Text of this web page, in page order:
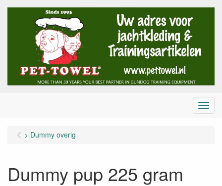
Menu
> Dummy overig
Dummy pup 225 gram